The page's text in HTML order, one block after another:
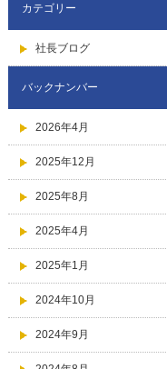
カテゴリー
社長ブログ
バックナンバー
2026年4月
2025年12月
2025年8月
2025年4月
2025年1月
2024年10月
2024年9月